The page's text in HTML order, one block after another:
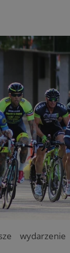
wydarzenie